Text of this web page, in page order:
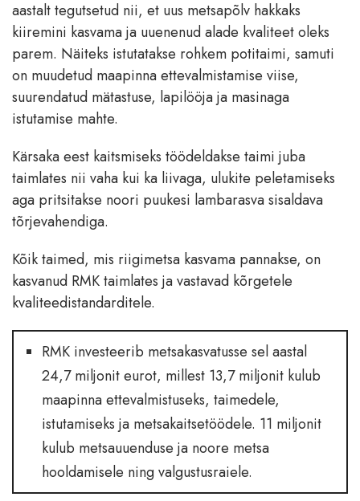
aastalt tegutsetud nii, et uus metsapõlv hakkaks
kiiremini kasvama ja uuenenud alade kvaliteet oleks
parem. Näiteks istutatakse rohkem potitaimi, samuti
on muudetud maapinna ettevalmistamise viise,
suurendatud mätastuse, lapilööja ja masinaga
istutamise mahte.
Kärsaka eest kaitsmiseks töödeldakse taimi juba
taimlates nii vaha kui ka liivaga, ulukite peletamiseks
aga pritsitakse noori puukesi lambarasva sisaldava
tõrjevahendiga.
Kõik taimed, mis riigimetsa kasvama pannakse, on
kasvanud RMK taimlates ja vastavad kõrgetele
kvaliteedistandarditele.
RMK investeerib metsakasvatusse sel aastal
24,7 miljonit eurot, millest 13,7 miljonit kulub
maapinna ettevalmistuseks, taimedele,
istutamiseks ja metsakaitsetöödele. 11 miljonit
kulub metsauuenduse ja noore metsa
hooldamisele ning valgustusraiele.